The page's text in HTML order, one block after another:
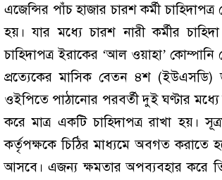
এজেন্সির পাঁচ হাজার চারশ কর্মী
হয়। যার মধ্যে চারশ নারী কর্মীর
চাহিদাপত্র ইরাকের ‘আল ওয়াহা’
প্রত্যেকের মাসিক বেতন ৪শ (ইউএসডি)
ওইপিতে পাঠানোর পরবর্তী দুই ঘণ্টার
করে মাত্র একটি চাহিদাপত্র রাখা হয়।
কর্তৃপক্ষকে চিঠির মাধ্যমে অবগত
আসবে। এজন্য ক্ষমতার অপব্যবহার করে